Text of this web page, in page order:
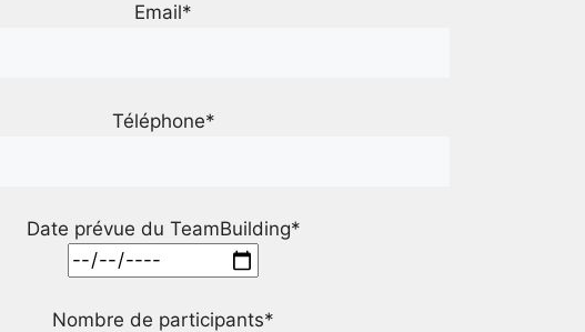
Email*
Téléphone*
Date prévue du TeamBuilding*
Nombre de participants*